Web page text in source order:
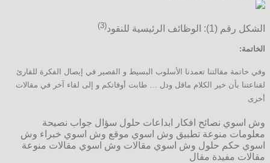
الشكل رقم (1): الوظائف الرئيسية للنقود (3)
الخاتمة:
وفي خاتمة مقالتنا تعمدنا الأسلوب البسيط و القصير في إيصال الفكرة للقارئ
لقناعتنا بأن خير الكلام ماقل ودل … طابت أوقاتكم و إلى لقاء آخر في مقالات
أخرى
وش اسوي نصائح افكار ابداعات حلول سؤال جواب نصيحة
معلومات منوعة تطبيق وش اسوي موقع وش اسوي خبراء وش
اسوي حكم حلول وش اسوي مقالات وش اسوي مقالات منوعة
مقالات مفيدة مقال